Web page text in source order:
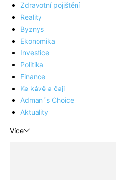
Zdravotní pojištění
Reality
Byznys
Ekonomika
Investice
Politika
Finance
Ke kávě a čaji
Adman´s Choice
Aktuality
Více